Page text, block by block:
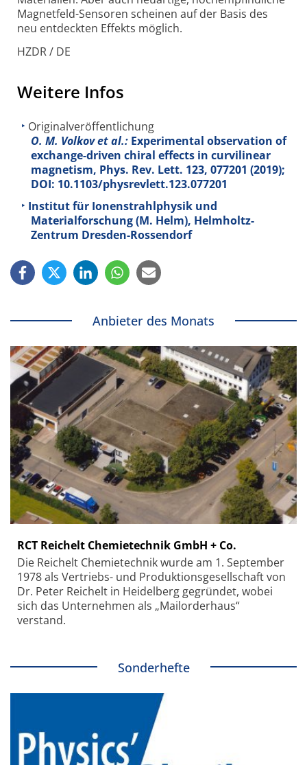
Magnetfeld-Sensoren scheinen auf der Basis des
neu entdeckten Effekts möglich.
HZDR / DE
Weitere Infos
Originalveröffentlichung
O. M. Volkov et al.: Experimental observation of
exchange-driven chiral effects in curvilinear
magnetism, Phys. Rev. Lett. 123, 077201 (2019);
DOI: 10.1103/physrevlett.123.077201
Institut für Ionenstrahlphysik und
Materialforschung (M. Helm), Helmholtz-
Zentrum Dresden-Rossendorf
Anbieter des Monats
RCT Reichelt Chemietechnik GmbH + Co.
Die Reichelt Chemietechnik wurde am 1. September
1978 als Vertriebs- und Produktionsgesellschaft von
Dr. Peter Reichelt in Heidelberg gegründet, wobei
sich das Unternehmen als „Mailorderhaus“
verstand.
Sonderhefte